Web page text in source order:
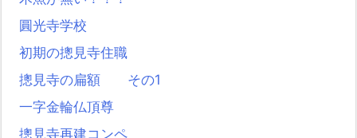
圓光寺学校
初期の摠見寺住職
摠見寺の扁額 その1
一字金輪仏頂尊
摠見寺再建コンペ